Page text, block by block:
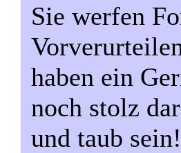
Sie werfen
haben ein
noch stolz
und taub sein!